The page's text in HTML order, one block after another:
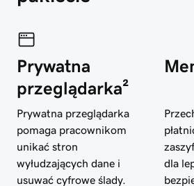
Prywatna
przeglądarka²
Prywatna przeglądarka
pomaga pracownikom
unikać stron
wyłudzających dane i
usuwać cyfrowe ślady.
dla